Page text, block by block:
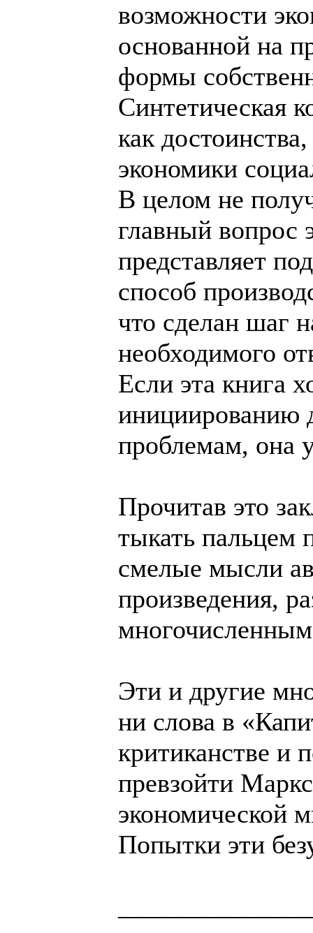
возможности
основанной на
формы
Синтетическая
как
экономики
В целом не
главный вопрос
представляет
способ
что сделан шаг
необходимого
Если эта книга
инициированию
проблемам, она
Прочитав это
тыкать пальцем
смелые мысли
произведения,
Эти и другие
ни слова в
критиканстве и
превзойти
экономической
Попытки эти